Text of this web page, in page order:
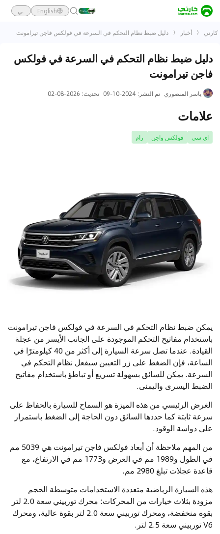
English ـي
كارتي أخبار دليل ضبط نظام التحكم في السرعة في فولكس فاجن تيرامونت
دليل ضبط نظام التحكم في السرعة في فولكس
فاجن تيرامونت
ياسر المنصوري تم النشر :
2024-10-09 تحديث:
2026-08-02
علامات
اي سي فولكس واجن رام
يمكن ضبط نظام التحكم في السرعة في فولكس فاجن تيرامونت
باستخدام مفاتيح التحكم الموجودة على الجانب الأيسر من عجلة
القيادة. عندما تصل سرعة السيارة إلى أكثر من 40 كيلومترًا في
الساعة، فإن الضغط على زر التعيين سيفعل نظام التحكم في
السرعة. يمكن للسائق بسهولة تسريع أو تباطؤ باستخدام مفاتيح
الضبط اليسرى واليمنى.
الغرض الرئيسي من هذه الميزة هو السماح للسيارة بالحفاظ على
سرعة ثابتة كما حددها السائق دون الحاجة إلى الضغط باستمرار
على دواسة الوقود.
من المهم ملاحظة أن أبعاد فولكس فاجن تيرامونت هي 5039 مم
في الطول و1989 مم في العرض و1773 مم في الارتفاع، مع
قاعدة عجلات تبلغ 2980 مم.
هذه السيارة الرياضية متعددة الاستخدامات متوسطة الحجم
مزودة بثلاث خيارات من المحركات: محرك توربيني سعة 2.0 لتر
بقوة منخفضة، ومحرك توربيني سعة 2.0 لتر بقوة عالية، ومحرك
V6 توربيني سعة 2.5 لتر.